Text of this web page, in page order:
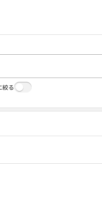
絞る